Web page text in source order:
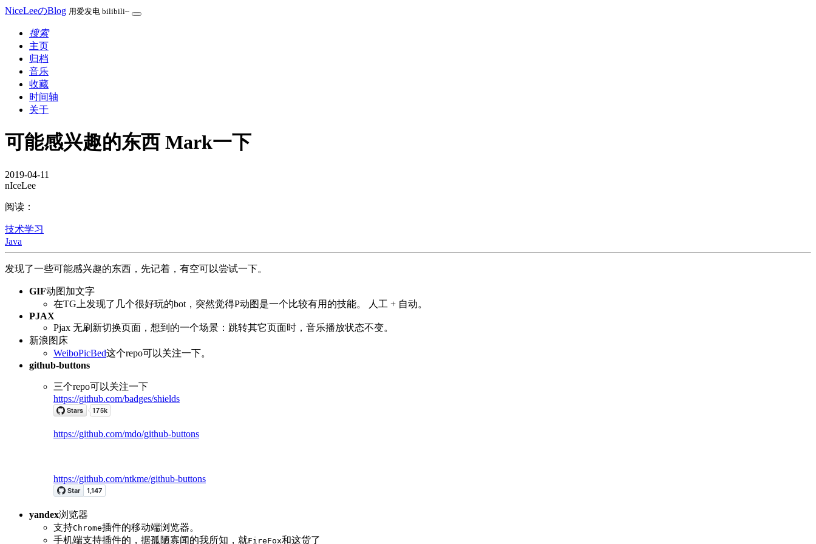
NiceLeeのBlog 用爱发电 bilibili~
搜索
主页
归档
音乐
收藏
时间轴
关于
可能感兴趣的东西 Mark一下
2019-04-11
nIceLee
阅读：
技术学习
Java
发现了一些可能感兴趣的东西，先记着，有空可以尝试一下。
GIF动图加文字
在TG上发现了几个很好玩的bot，突然觉得P动图是一个比较有用的技能。 人工 + 自动。
PJAX
Pjax 无刷新切换页面，想到的一个场景：跳转其它页面时，音乐播放状态不变。
新浪图床
WeiboPicBed这个repo可以关注一下。
github-buttons
三个repo可以关注一下
https://github.com/badges/shields
https://github.com/mdo/github-buttons
https://github.com/ntkme/github-buttons
yandex浏览器
支持Chrome插件的移动端浏览器。
手机端支持插件的，据孤陋寡闻的我所知，就FireFox和这货了